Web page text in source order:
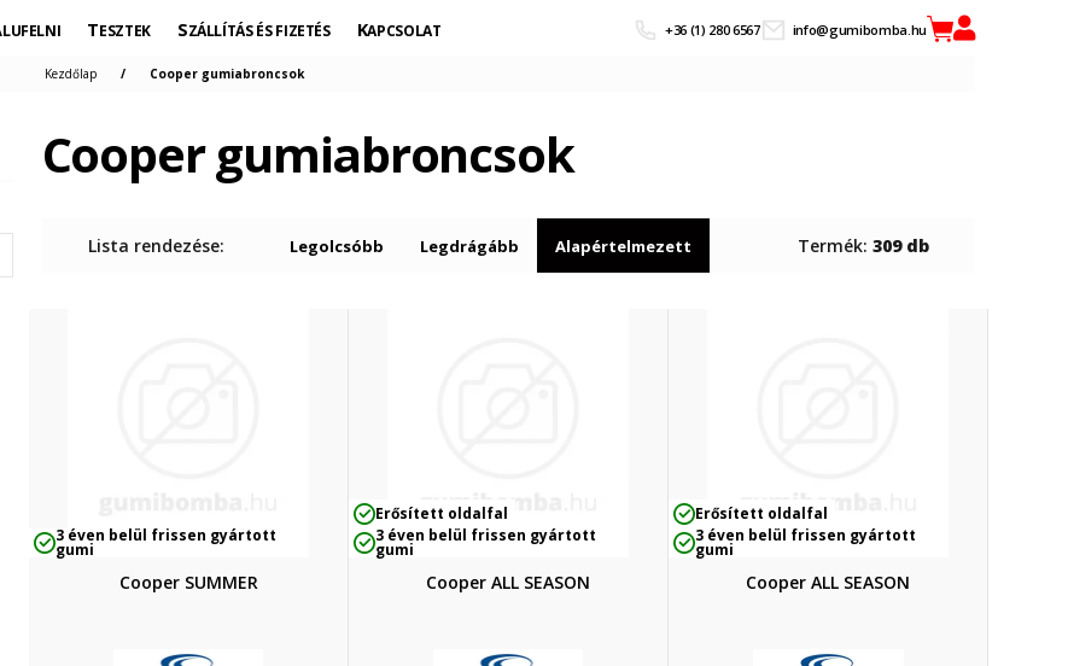
ALUFELNI TESZTEK SZÁLLÍTÁS ÉS FIZETÉS KAPCSOLAT +36 (1) 280 6567 info@gumibomba.hu
Kezdőlap Cooper gumiabroncsok
Cooper gumiabroncsok
Lista rendezése: Legolcsóbb Legdrágább Alapértelmezett Termék: 309 db
3 éven belül frissen gyártott
gumi
Cooper SUMMER
Erősített oldalfal
3 éven belül frissen gyártott
gumi
Cooper ALL SEASON
Erősített oldalfal
3 éven belül frissen gyártott
gumi
Cooper ALL SEASON